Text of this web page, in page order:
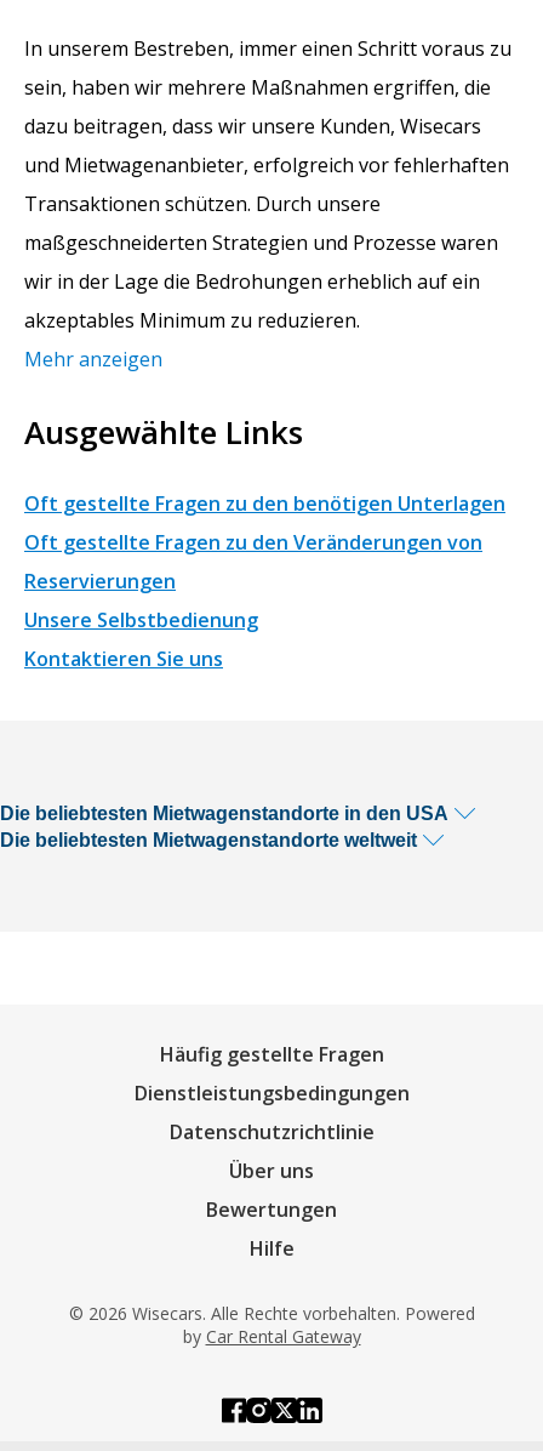
In unserem Bestreben, immer einen Schritt voraus zu
sein, haben wir mehrere Maßnahmen ergriffen, die
dazu beitragen, dass wir unsere Kunden, Wisecars
und Mietwagenanbieter, erfolgreich vor fehlerhaften
Transaktionen schützen. Durch unsere
maßgeschneiderten Strategien und Prozesse waren
wir in der Lage die Bedrohungen erheblich auf ein
akzeptables Minimum zu reduzieren.
Mehr anzeigen
Ausgewählte Links
Oft gestellte Fragen zu den benötigen Unterlagen
Oft gestellte Fragen zu den Veränderungen von
Reservierungen
Unsere Selbstbedienung
Kontaktieren Sie uns
Die beliebtesten Mietwagenstandorte in den USA
Die beliebtesten Mietwagenstandorte weltweit
Häufig gestellte Fragen
Dienstleistungsbedingungen
Datenschutzrichtlinie
Über uns
Bewertungen
Hilfe
© 2026 Wisecars. Alle Rechte vorbehalten. Powered
by Car Rental Gateway